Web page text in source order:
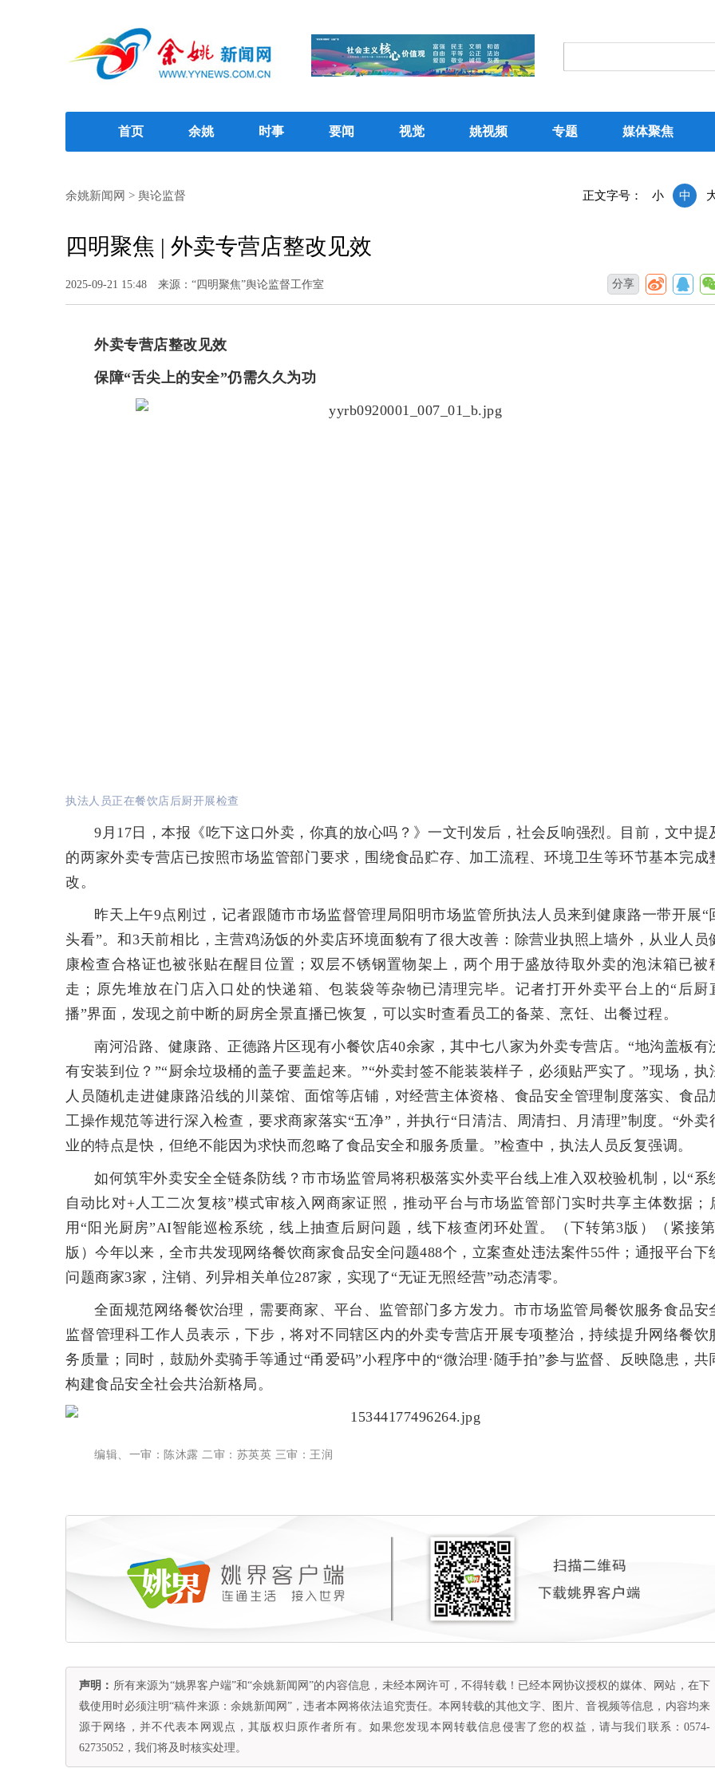
首页 余姚 时事 要闻 视觉 姚视频 专题 媒体聚焦
正文字号： 小 中
余姚新闻网 > 舆论监督
四明聚焦 | 外卖专营店整改见效
2025-09-21 15:48 来源：“四明聚焦”舆论监督工作室 分享
外卖专营店整改见效
保障“舌尖上的安全”仍需久久为功
执法人员正在餐饮店后厨开展检查
9月17日，本报《吃下这口外卖，你真的放心吗？》一文刊发后，社会反响强烈。目前，文中提
的两家外卖专营店已按照市场监管部门要求，围绕食品贮存、加工流程、环境卫生等环节基本完成
改。
昨天上午9点刚过，记者跟随市市场监督管理局阳明市场监管所执法人员来到健康路一带开展“
头看”。和3天前相比，主营鸡汤饭的外卖店环境面貌有了很大改善：除营业执照上墙外，从业人员
康检查合格证也被张贴在醒目位置；双层不锈钢置物架上，两个用于盛放待取外卖的泡沫箱已被
走；原先堆放在门店入口处的快递箱、包装袋等杂物已清理完毕。记者打开外卖平台上的“后厨
播”界面，发现之前中断的厨房全景直播已恢复，可以实时查看员工的备菜、烹饪、出餐过程。
南河沿路、健康路、正德路片区现有小餐饮店40余家，其中七八家为外卖专营店。“地沟盖板有
有安装到位？”“厨余垃圾桶的盖子要盖起来。”“外卖封签不能装装样子，必须贴严实了。”现场，执
人员随机走进健康路沿线的川菜馆、面馆等店铺，对经营主体资格、食品安全管理制度落实、食品
工操作规范等进行深入检查，要求商家落实“五净”，并执行“日清洁、周清扫、月清理”制度。“外卖
业的特点是快，但绝不能因为求快而忽略了食品安全和服务质量。”检查中，执法人员反复强调。
如何筑牢外卖安全全链条防线？市市场监管局将积极落实外卖平台线上准入双校验机制，以“系
自动比对+人工二次复核”模式审核入网商家证照，推动平台与市场监管部门实时共享主体数据；
用“阳光厨房”AI智能巡检系统，线上抽查后厨问题，线下核查闭环处置。（下转第3版）（紧接
版）今年以来，全市共发现网络餐饮商家食品安全问题488个，立案查处违法案件55件；通报平台下
问题商家3家，注销、列异相关单位287家，实现了“无证无照经营”动态清零。
全面规范网络餐饮治理，需要商家、平台、监管部门多方发力。市市场监管局餐饮服务食品安
监督管理科工作人员表示，下步，将对不同辖区内的外卖专营店开展专项整治，持续提升网络餐饮
务质量；同时，鼓励外卖骑手等通过“甬爱码”小程序中的“微治理·随手拍”参与监督、反映隐患，共
构建食品安全社会共治新格局。
编辑、一审：陈沐露 二审：苏英英 三审：王润
声明： 所有来源为“姚界客户端”和“余姚新闻网”的内容信息，未经本网许可，不得转载！已经本网协议授权的媒体、网站，在下
载使用时必须注明“稿件来源：余姚新闻网”，违者本网将依法追究责任。本网转载的其他文字、图片、音视频等信息，内容均来
源于网络，并不代表本网观点，其版权归原作者所有。如果您发现本网转载信息侵害了您的权益，请与我们联系：0574-
62735052，我们将及时核实处理。